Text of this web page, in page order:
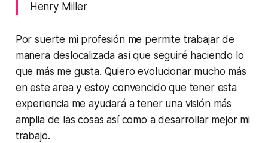
Henry Miller
Por suerte mi profesión me permite trabajar de
manera deslocalizada así que seguiré haciendo lo
que más me gusta. Quiero evolucionar mucho más
en este area y estoy convencido que tener esta
experiencia me ayudará a tener una visión más
amplia de las cosas así como a desarrollar mejor mi
trabajo.